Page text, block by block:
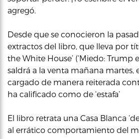
agregó.
Desde que se conocieron la
extractos del libro, que lleva por
the White House’ (‘Miedo: Trump
saldrá a la venta mañana martes,
cargado de manera reiterada
ha calificado como de ‘estafa’
El libro retrata una Casa Blanca
al errático comportamiento del